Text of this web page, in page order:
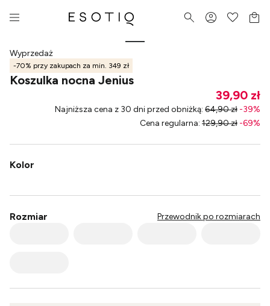
Wyprzedaż
-70% przy zakupach za min. 349 zł
Koszulka nocna Jenius
39,90 zł
Najniższa cena z 30 dni przed obniżką: 64,90 zł -39%
Cena regularna: 129,90 zł -69%
Kolor
Rozmiar Przewodnik po rozmiarach